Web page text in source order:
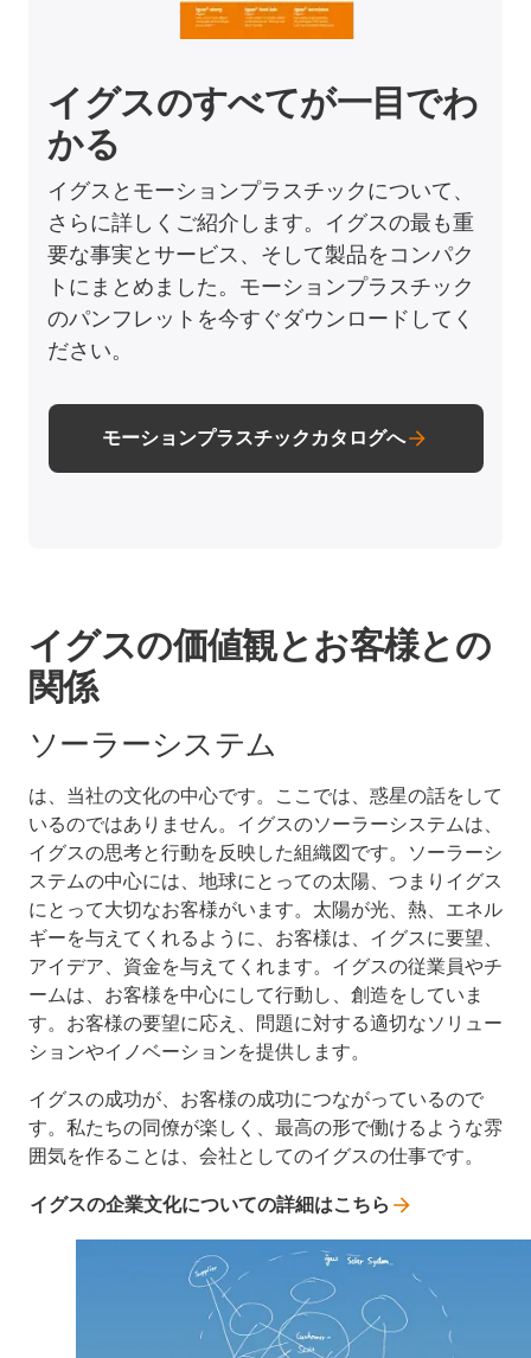
イグスのすべてが一目でわ
かる
イグスとモーションプラスチックについて、
さらに詳しくご紹介します。イグスの最も重
要な事実とサービス、そして製品をコンパク
トにまとめました。モーションプラスチック
のパンフレットを今すぐダウンロードしてく
ださい。
モーションプラスチックカタログへ
イグスの価値観とお客様との
関係
ソーラーシステム
は、当社の文化の中心です。ここでは、惑星の話をして
いるのではありません。イグスのソーラーシステムは、
イグスの思考と行動を反映した組織図です。ソーラーシ
ステムの中心には、地球にとっての太陽、つまりイグス
にとって大切なお客様がいます。太陽が光、熱、エネル
ギーを与えてくれるように、お客様は、イグスに要望、
アイデア、資金を与えてくれます。イグスの従業員やチ
ームは、お客様を中心にして行動し、創造をしていま
す。お客様の要望に応え、問題に対する適切なソリュー
ションやイノベーションを提供します。
イグスの成功が、お客様の成功につながっているので
す。私たちの同僚が楽しく、最高の形で働けるような雰
囲気を作ることは、会社としてのイグスの仕事です。
イグスの企業文化についての詳細はこちら